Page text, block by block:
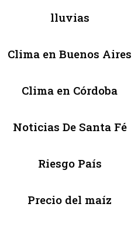
lluvias
Clima en Buenos Aires
Clima en Córdoba
Noticias De Santa Fé
Riesgo País
Precio del maíz